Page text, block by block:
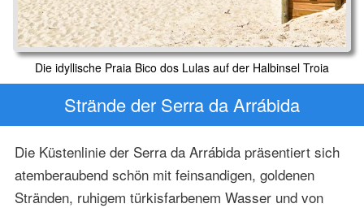
Die idyllische Praia Bico dos Lulas auf der Halbinsel Troia
Strände der Serra da Arrábida
Die Küstenlinie der Serra da Arrábida präsentiert sich
atemberaubend schön mit feinsandigen, goldenen
Stränden, ruhigem türkisfarbenem Wasser und von